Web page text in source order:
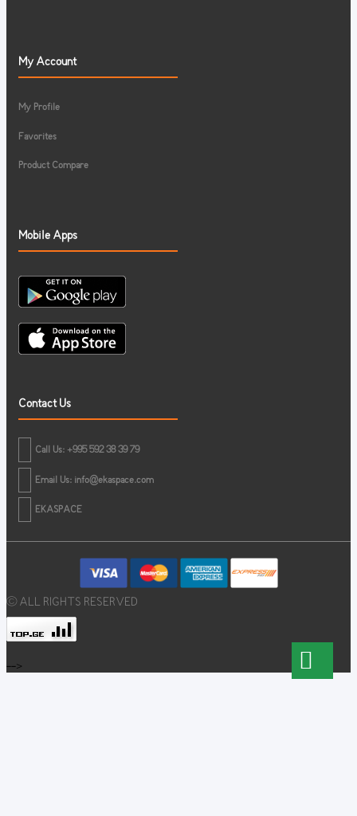
My Account
My Profile
Favorites
Product Compare
Mobile Apps
Contact Us
Call Us: +995 592 38 39 79
Email Us: info@ekaspace.com
EKASPACE
© ALL RIGHTS RESERVED
-->